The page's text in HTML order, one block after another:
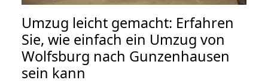
Umzug leicht gemacht: Erfahren
Sie, wie einfach ein Umzug von
Wolfsburg nach Gunzenhausen
sein kann